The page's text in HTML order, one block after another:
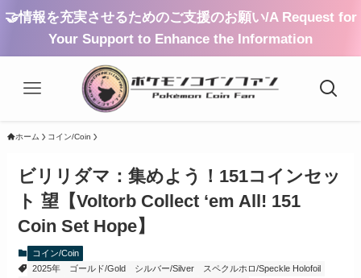
🤝情報を充実させるためのご支援のお願い/A Request for
Your Support to Enhance the Information
ホーム コイン/Coin
ビリリダマ：集めよう！151コインセッ
ト 望【Voltorb Collect ‘em All! 151
Coin Set Hope】
コイン/Coin
2025年
ゴールド/Gold シルバー/Silver
スペクルホロ/Speckle Holofoil